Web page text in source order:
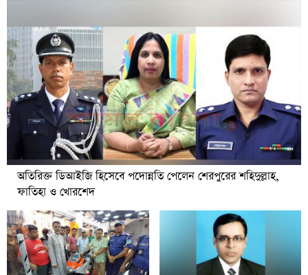
অতিরিক্ত ডিআইজি হিসেবে পদোন্নতি পেলেন শেরপুরের শহিদুল্লাহ,
ফাতিহা ও খোরশেদ